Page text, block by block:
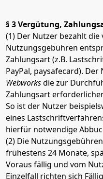
§ 3 Vergütung,
(1) Der Nutzer bezahlt
Nutzungsgebühren
Zahlungsart (z.B.
PayPal, paysafecard).
Webworksdie zur
Zahlungsart
So ist der Nutzer
eines
hierfür notwendige
(2) Die
frühestens 24 Monate,
Voraus fällig und vom
Einzelfall richten sich